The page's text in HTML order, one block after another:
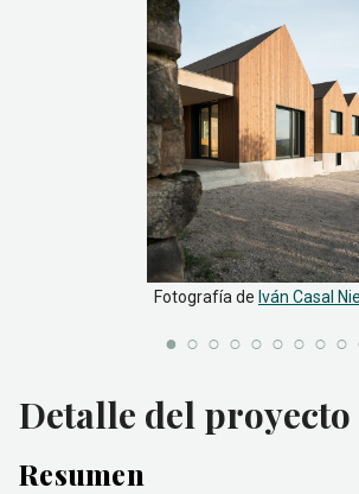
Fotografía de Iván Casal
Detalle del proyecto
Resumen